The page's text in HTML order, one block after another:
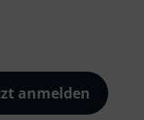
anmelden